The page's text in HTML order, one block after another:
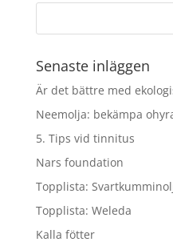
kr419.00.
Senaste inläggen
Är det bättre med
Neemolja: bekämpa
5. Tips vid tinnitus
Nars foundation
Topplista:
Topplista: Weleda
Kalla fötter